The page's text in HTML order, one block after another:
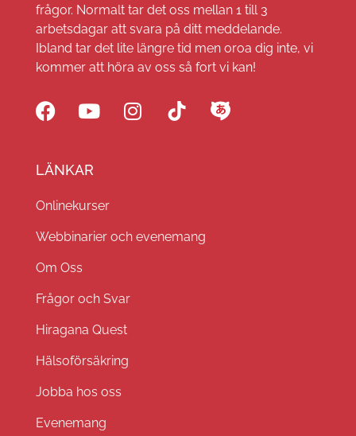
frågor. Normalt tar det oss mellan 1 till 3
arbetsdagar att svara på ditt meddelande.
Ibland tar det lite längre tid men oroa dig inte, vi
kommer att höra av oss så fort vi kan!
LÄNKAR
Onlinekurser
Webbinarier och evenemang
Om Oss
Frågor och Svar
Hiragana Quest
Hälsoförsäkring
Jobba hos oss
Evenemang